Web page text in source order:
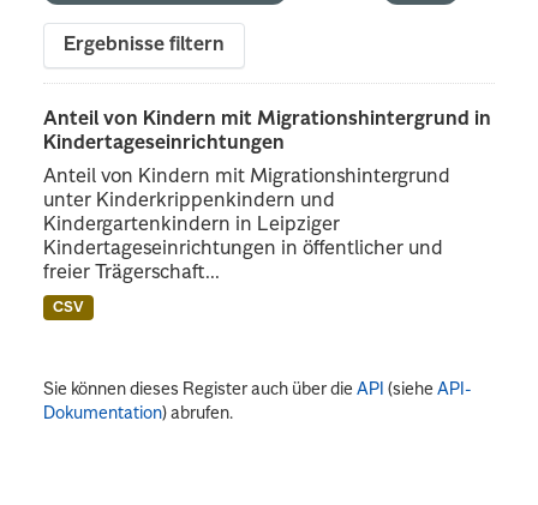
Ergebnisse filtern
Anteil von Kindern mit Migrationshintergrund in
Kindertageseinrichtungen
Anteil von Kindern mit Migrationshintergrund
unter Kinderkrippenkindern und
Kindergartenkindern in Leipziger
Kindertageseinrichtungen in öffentlicher und
freier Trägerschaft...
CSV
Sie können dieses Register auch über dieAPI (sieheAPI-
Dokumentation) abrufen.